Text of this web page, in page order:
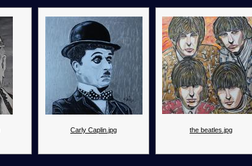
Carly Caplin.jpg the beatles.jpg